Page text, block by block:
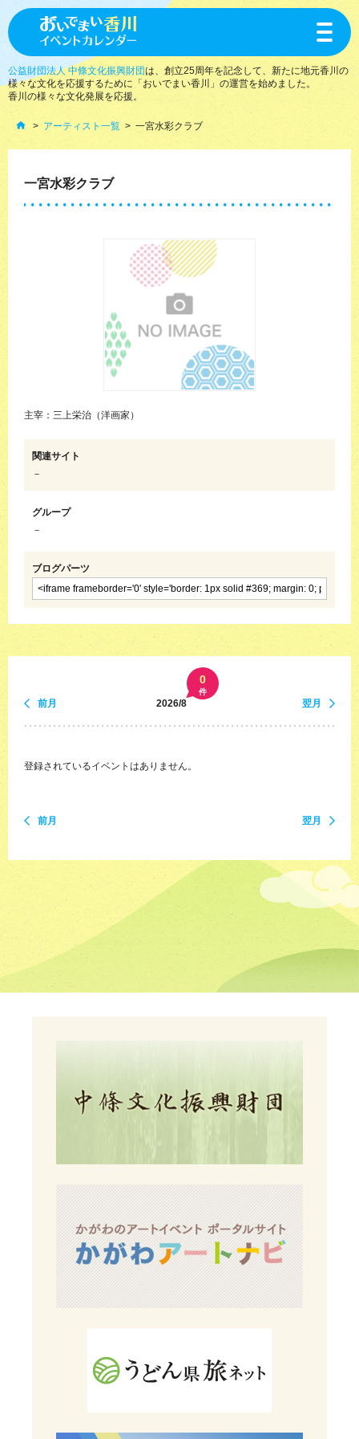
toggle
公益財団法人 中條文化振興財団は、創立25周年を記念して、新たに地元香川の
様々な文化を応援するために「おいでまい香川」の運営を始めました。
香川の様々な文化発展を応援。
アーティスト一覧 一宮水彩クラブ
一宮水彩クラブ
主宰：三上栄治（洋画家）
関連サイト
－
グループ
－
ブログパーツ
前月 2026/8
0
件
翌月
登録されているイベントはありません。
前月 翌月